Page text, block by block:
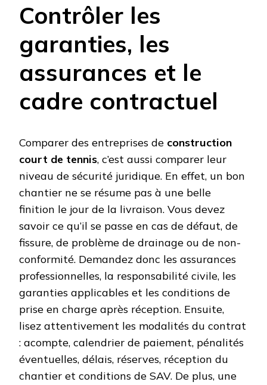
Contrôler les
garanties, les
assurances et le
cadre contractuel
Comparer des entreprises de construction
court de tennis, c’est aussi comparer leur
niveau de sécurité juridique. En effet, un bon
chantier ne se résume pas à une belle
finition le jour de la livraison. Vous devez
savoir ce qu’il se passe en cas de défaut, de
fissure, de problème de drainage ou de non-
conformité. Demandez donc les assurances
professionnelles, la responsabilité civile, les
garanties applicables et les conditions de
prise en charge après réception. Ensuite,
lisez attentivement les modalités du contrat
: acompte, calendrier de paiement, pénalités
éventuelles, délais, réserves, réception du
chantier et conditions de SAV. De plus, une